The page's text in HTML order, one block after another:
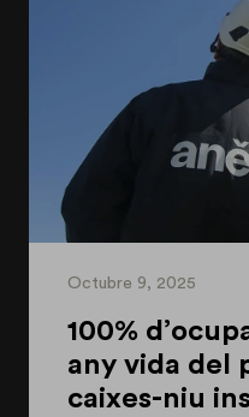
Octubre 9, 2025
100%
any vida del
caixes-niu